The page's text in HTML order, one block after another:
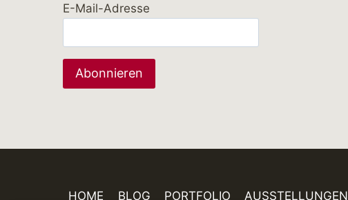
E-Mail-Adresse
HOME BLOG PORTFOLIO AUSSTELLUNGEN